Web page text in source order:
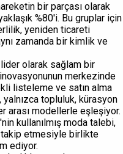
bir parçası olarak
%80'i. Bu gruplar için
yeniden ticareti
zamanda bir kimlik ve
olarak sağlam bir
merkezinde
listeleme ve satın alma
yalnızca topluluk, kürasyon
arası modellerle eşleşiyor.
kullanılmış moda talebi,
takip etmesiyle birlikte
ediyor.